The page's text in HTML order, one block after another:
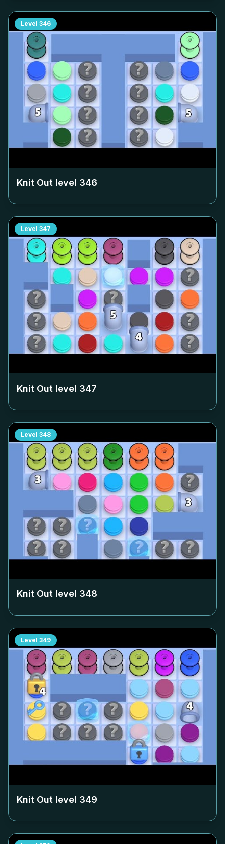
Level 346
Knit Out level 346
Level 347
Knit Out level 347
Level 348
Knit Out level 348
Level 349
Knit Out level 349